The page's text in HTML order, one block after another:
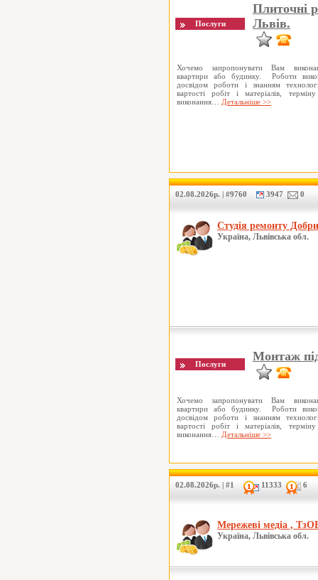
Плиточні
Львів.
Хочемо запропонувати Вам
квартири або будинку. Роботи
досвідом роботи і знанням
вартості робіт і матеріалів,
виконання… Детальніше >>
02.08.2026р. | #9760 3947 0
Студія ремонту
Україна, Львівська обл.
Монтаж
Хочемо запропонувати Вам
квартири або будинку. Роботи
досвідом роботи і знанням
вартості робіт і матеріалів,
виконання… Детальніше >>
02.08.2026р. | #1 11333 6
Мережеві медіа ,
Україна, Львівська обл.